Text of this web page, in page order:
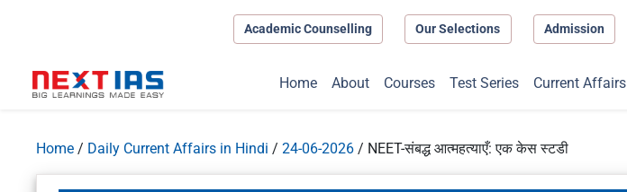
Academic Counselling Our Selections Admission
Home About Courses Test Series Current Affairs
Home / Daily Current Affairs in Hindi / 24-06-2026 / NEET-संबद्ध आत्महत्याएँ: एक केस स्टडी